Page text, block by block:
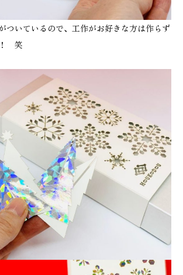
ついているので、工作がお好きな方は作らず
！ 笑